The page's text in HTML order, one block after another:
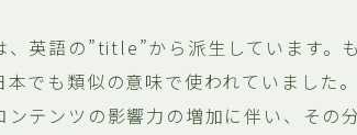
、英語の”title”から派生しています。
でも類似の意味で使われていました
テンツの影響力の増加に伴い、その